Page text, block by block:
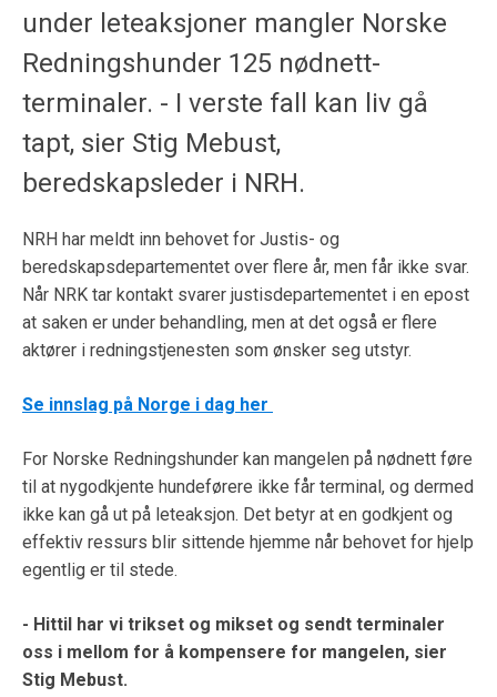
under leteaksjoner mangler Norske
Redningshunder 125 nødnett-
terminaler. - I verste fall kan liv gå
tapt, sier Stig Mebust,
beredskapsleder i NRH.
NRH har meldt inn behovet for Justis- og
beredskapsdepartementet over flere år, men får ikke svar.
Når NRK tar kontakt svarer justisdepartementet i en epost
at saken er under behandling, men at det også er flere
aktører i redningstjenesten som ønsker seg utstyr.
Se innslag på Norge i dag her
For Norske Redningshunder kan mangelen på nødnett føre
til at nygodkjente hundeførere ikke får terminal, og dermed
ikke kan gå ut på leteaksjon. Det betyr at en godkjent og
effektiv ressurs blir sittende hjemme når behovet for hjelp
egentlig er til stede.
- Hittil har vi trikset og mikset og sendt terminaler
oss i mellom for å kompensere for mangelen, sier
Stig Mebust.